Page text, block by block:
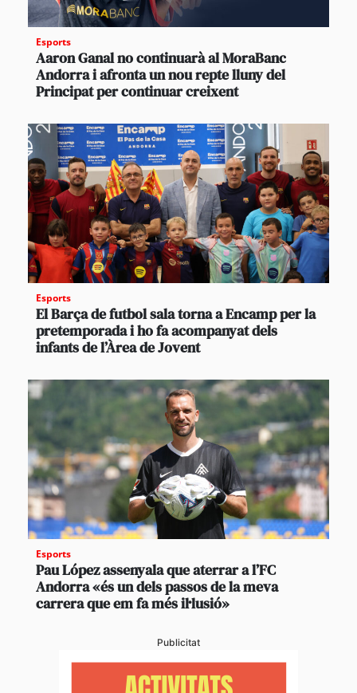
Esports
Aaron Ganal no continuarà al MoraBanc
Andorra i afronta un nou repte lluny del
Principat per continuar creixent
Esports
El Barça de futbol sala torna a Encamp per la
pretemporada i ho fa acompanyat dels
infants de l’Àrea de Jovent
Esports
Pau López assenyala que aterrar a l’FC
Andorra «és un dels passos de la meva
carrera que em fa més il·lusió»
Publicitat